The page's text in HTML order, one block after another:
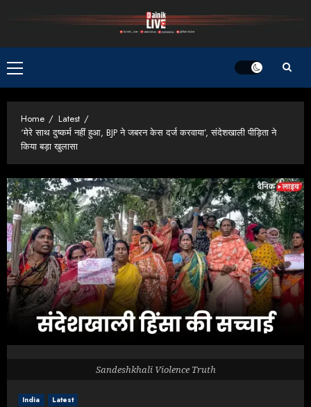
Primary
Menu
Home
Latest
‘मेरे साथ दुष्कर्म नहीं हुआ, BJP ने जबरन केस दर्ज करवाया’, संदेशखाली पीड़िता ने
किया बड़ा खुलासा
India Latest
Sandeshkhali Violence Truth